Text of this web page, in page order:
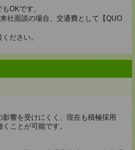
OKです。
社面談の場合、交通費として【QUO
ださい。
響を受けにくく、現在も積極採用
ことが可能です。